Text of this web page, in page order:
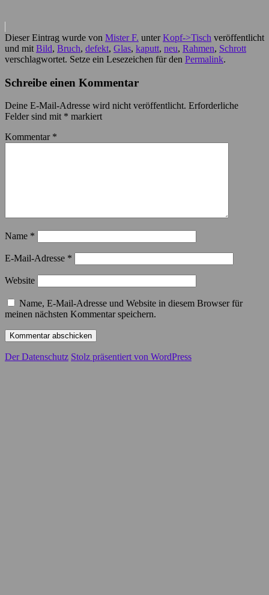
Dieser Eintrag wurde von Mister F. unterKopf->Tisch veröffentlicht
und mit Bild, Bruch, defekt, Glas, kaputt, neu, Rahmen, Schrott
verschlagwortet. Setze ein Lesezeichen für den Permalink.
Schreibe einen Kommentar
Deine E-Mail-Adresse wird nicht veröffentlicht. Erforderliche
Felder sind mit * markiert
Kommentar *
Name *
E-Mail-Adresse *
Website
Name, E-Mail-Adresse und Website in diesem Browser für
meinen nächsten Kommentar speichern.
Der Datenschutz Stolz präsentiert von WordPress